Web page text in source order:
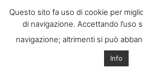
Questo sito fa uso di cookie per
di navigazione. Accettando l’uso
navigazione; altrimenti si può
Info